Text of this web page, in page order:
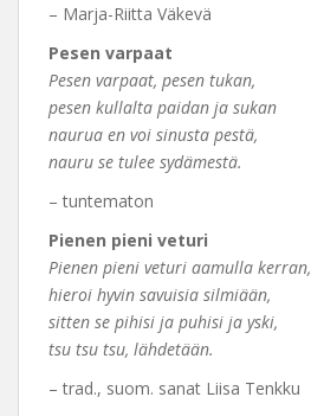
– Marja-Riitta Väkevä
Pesen varpaat
Pesen varpaat, pesen tukan,
pesen kullalta paidan ja sukan
naurua en voi sinusta pestä,
nauru se tulee sydämestä.
– tuntematon
Pienen pieni veturi
Pienen pieni veturi aamulla kerran,
hieroi hyvin savuisia silmiään,
sitten se pihisi ja puhisi ja yski,
tsu tsu tsu, lähdetään.
– trad., suom. sanat Liisa Tenkku